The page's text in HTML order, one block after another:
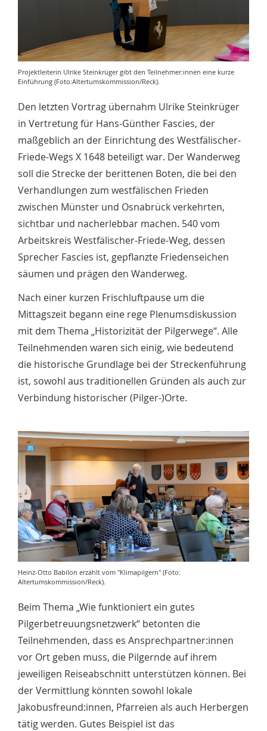
Projektleiterin Ulrike Steinkrüger gibt den Teilnehmer:innen eine kurze
Einführung (Foto:Altertumskommission/Reck).
Den letzten Vortrag übernahm Ulrike Steinkrüger
in Vertretung für Hans-Günther Fascies, der
maßgeblich an der Einrichtung des Westfälischer-
Friede-Wegs X 1648 beteiligt war. Der Wanderweg
soll die Strecke der berittenen Boten, die bei den
Verhandlungen zum westfälischen Frieden
zwischen Münster und Osnabrück verkehrten,
sichtbar und nacherlebbar machen. 540 vom
Arbeitskreis Westfälischer-Friede-Weg, dessen
Sprecher Fascies ist, gepflanzte Friedenseichen
säumen und prägen den Wanderweg.
Nach einer kurzen Frischluftpause um die
Mittagszeit begann eine rege Plenumsdiskussion
mit dem Thema „Historizität der Pilgerwege“. Alle
Teilnehmenden waren sich einig, wie bedeutend
die historische Grundlage bei der Streckenführung
ist, sowohl aus traditionellen Gründen als auch zur
Verbindung historischer (Pilger-)Orte.
Heinz-Otto Babilon erzählt vom "Klimapilgern" (Foto:
Altertumskommission/Reck).
Beim Thema „Wie funktioniert ein gutes
Pilgerbetreuungsnetzwerk“ betonten die
Teilnehmenden, dass es Ansprechpartner:innen
vor Ort geben muss, die Pilgernde auf ihrem
jeweiligen Reiseabschnitt unterstützen können. Bei
der Vermittlung könnten sowohl lokale
Jakobusfreund:innen, Pfarreien als auch Herbergen
tätig werden. Gutes Beispiel ist das